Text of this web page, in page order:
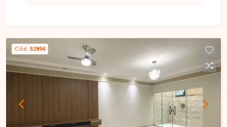
varanda, balcão, cozinha, lavanderia independente
e 01 vaga de garagem. O condomínio dispõe de
elevador, piscina, espaço gourmet com
churrasqueira, salão de festas, brinquedoteca,
playground, quadra esportiva e bicicletário,
proporcionando lazer, segurança e comodidade
Cód. 52894